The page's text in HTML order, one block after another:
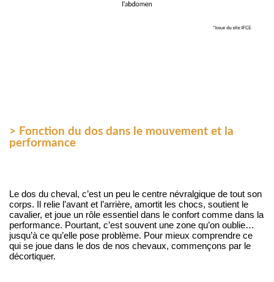
> Fonction du dos dans le mouvement et la
performance
Le dos du cheval, c’est un peu le centre névralgique de tout son
corps. Il relie l’avant et l’arrière, amortit les chocs, soutient le
cavalier, et joue un rôle essentiel dans le confort comme dans la
performance. Pourtant, c’est souvent une zone qu’on oublie…
jusqu’à ce qu’elle pose problème. Pour mieux comprendre ce
qui se joue dans le dos de nos chevaux, commençons par le
décortiquer.